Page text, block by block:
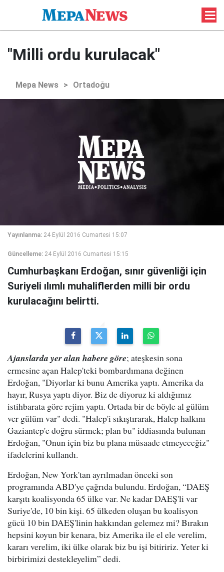
"Milli ordu kurulacak"
Mepa News > Ortadoğu
Yayınlanma: 24 Eylül 2016 Cumartesi 15:07
Güncelleme: 24 Eylül 2016 Cumartesi 15:15
Cumhurbaşkanı Erdoğan, sınır güvenliği için
Suriyeli ılımlı muhaliflerden milli bir ordu
kurulacağını belirtti.
Ajanslarda yer alan habere göre; ateşkesin sona
ermesine açan Halep'teki bombardımana değinen
Erdoğan, "Diyorlar ki bunu Amerika yaptı. Amerika da
hayır, Rusya yaptı diyor. Biz de diyoruz ki aldığımız
istihbarata göre rejim yaptı. Ortada bir de böyle al gülüm
ver gülüm var" dedi. "Halep'i sıkıştırarak, Halep halkını
Gaziantep'e doğru sürmek; plan bu" iddiasında bulunan
Erdoğan, "Onun için biz bu plana müsaade etmeyeceğiz"
ifadelerini kullandı.
Erdoğan, New York'tan ayrılmadan önceki son
programında ABD'ye çağrıda bulundu. Erdoğan, “DAEŞ
karşıtı koalisyonda 65 ülke var. Ne kadar DAEŞ'li var
Suriye'de, 10 bin kişi. 65 ülkeden oluşan bu koalisyon
gücü 10 bin DAEŞ'linin hakkından gelemez mi? Bırakın
hepsini koyun bir kenara, biz Amerika ile el ele verelim,
kararı verelim, iki ülke olarak biz bu işi bitiririz. Yeter ki
birbirimizi destekleyelim” dedi.